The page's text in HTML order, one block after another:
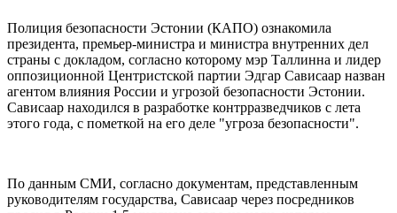
Полиция безопасности Эстонии (КАПО) ознакомила
президента, премьер-министра и министра внутренних дел
страны с докладом, согласно которому мэр Таллинна и лидер
оппозиционной Центристской партии Эдгар Сависаар назван
агентом влияния России и угрозой безопасности Эстонии.
Сависаар находился в разработке контрразведчиков с лета
этого года, с пометкой на его деле "угроза безопасности".
По данным СМИ, согласно документам, представленным
руководителям государства, Сависаар через посредников